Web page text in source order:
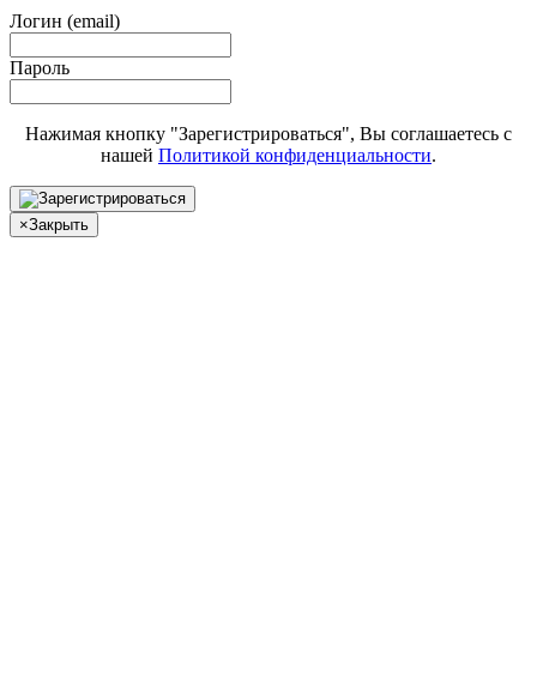
Логин (email)
Пароль
Нажимая кнопку "Зарегистрироваться", Вы соглашаетесь с
нашей Политикой конфиденциальности.
×Закрыть